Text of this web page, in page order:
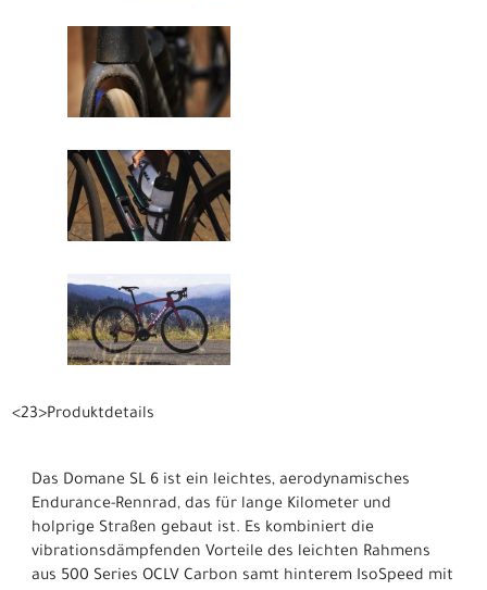
<23>Produktdetails
Das Domane SL 6 ist ein leichtes, aerodynamisches
Endurance-Rennrad, das für lange Kilometer und
holprige Straßen gebaut ist. Es kombiniert die
vibrationsdämpfenden Vorteile des leichten Rahmens
aus 500 Series OCLV Carbon samt hinterem IsoSpeed mit